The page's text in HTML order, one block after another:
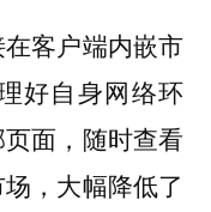
客户端内嵌市
好自身网络环
面，随时查看
，大幅降低了